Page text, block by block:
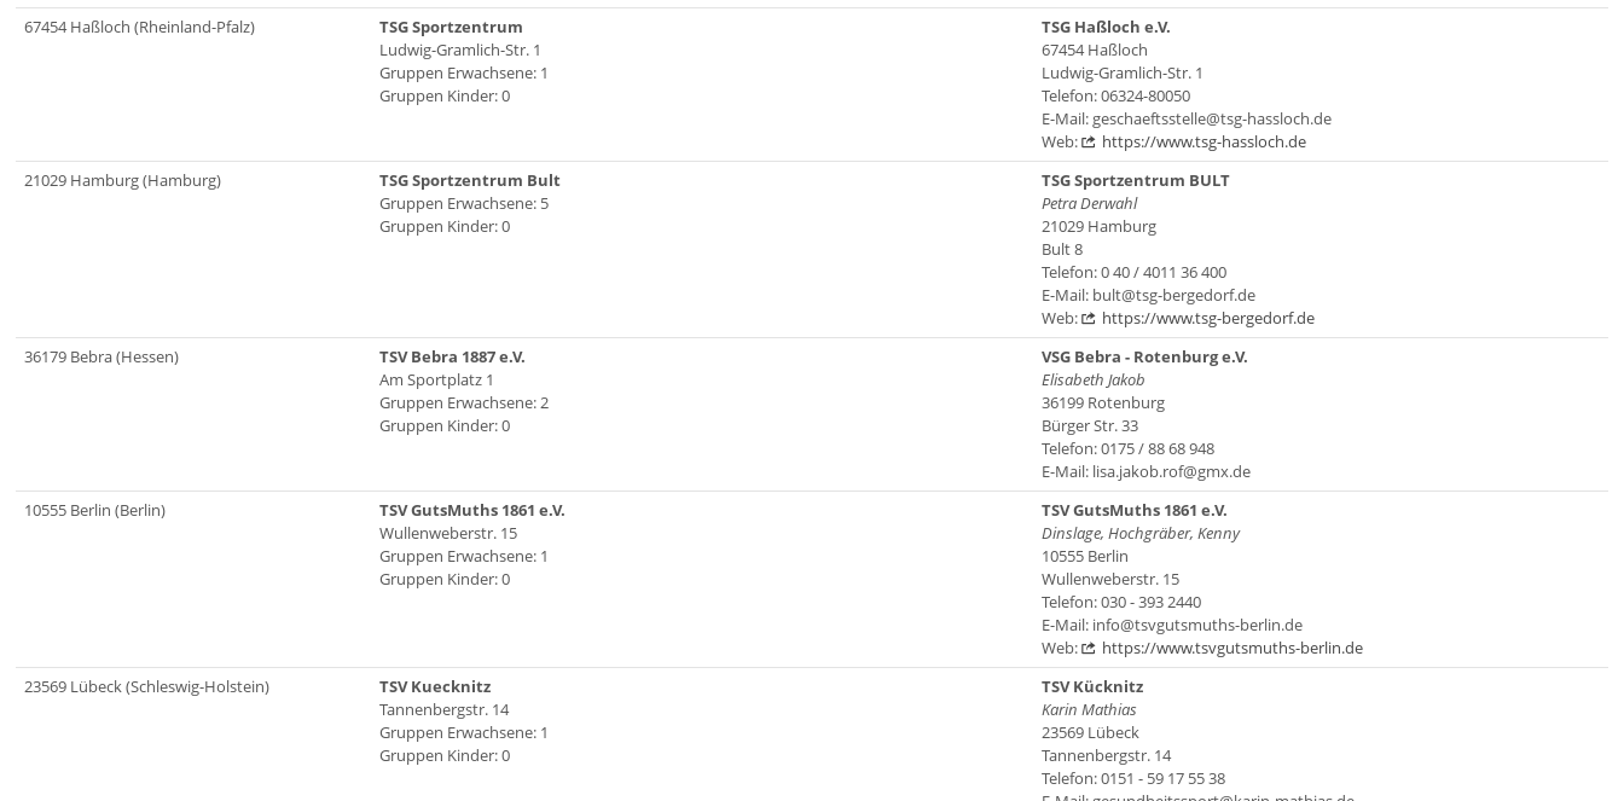
67454 Haßloch (Rheinland-Pfalz)
TSG Sportzentrum
Ludwig-Gramlich-Str. 1
Gruppen Erwachsene: 1
Gruppen Kinder: 0
TSG Haßloch e.V.
67454 Haßloch
Ludwig-Gramlich-Str. 1
Telefon: 06324-80050
E-Mail: geschaeftsstelle@tsg-hassloch.de
Web:
https://www.tsg-hassloch.de
21029 Hamburg (Hamburg)
TSG Sportzentrum Bult
Gruppen Erwachsene: 5
Gruppen Kinder: 0
TSG Sportzentrum BULT
Petra Derwahl
21029 Hamburg
Bult 8
Telefon: 0 40 / 4011 36 400
E-Mail: bult@tsg-bergedorf.de
Web:
https://www.tsg-bergedorf.de
36179 Bebra (Hessen)
TSV Bebra 1887 e.V.
Am Sportplatz 1
Gruppen Erwachsene: 2
Gruppen Kinder: 0
VSG Bebra - Rotenburg e.V.
Elisabeth Jakob
36199 Rotenburg
Bürger Str. 33
Telefon: 0175 / 88 68 948
E-Mail: lisa.jakob.rof@gmx.de
10555 Berlin (Berlin)
TSV GutsMuths 1861 e.V.
Wullenweberstr. 15
Gruppen Erwachsene: 1
Gruppen Kinder: 0
TSV GutsMuths 1861 e.V.
Dinslage, Hochgräber, Kenny
10555 Berlin
Wullenweberstr. 15
Telefon: 030 - 393 2440
E-Mail: info@tsvgutsmuths-berlin.de
Web:
https://www.tsvgutsmuths-berlin.de
23569 Lübeck (Schleswig-Holstein)
TSV Kuecknitz
Tannenbergstr. 14
Gruppen Erwachsene: 1
Gruppen Kinder: 0
TSV Kücknitz
Karin Mathias
23569 Lübeck
Tannenbergstr. 14
Telefon: 0151 - 59 17 55 38